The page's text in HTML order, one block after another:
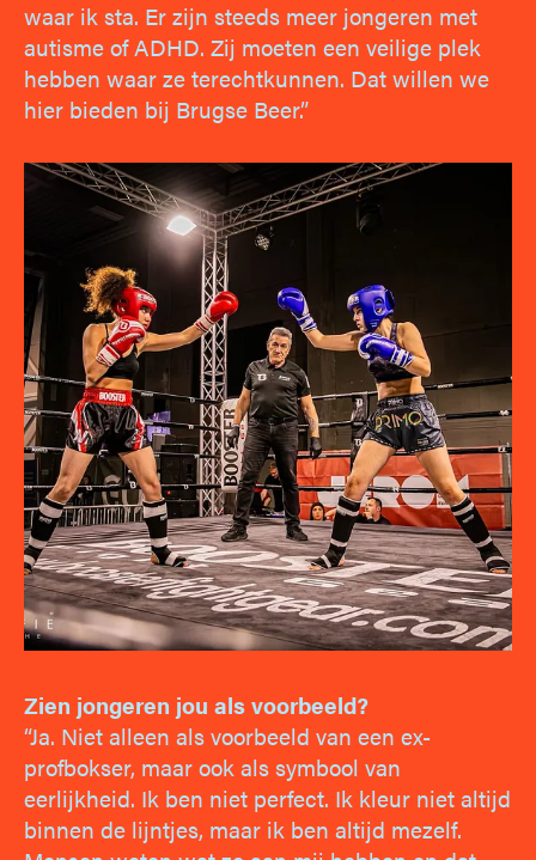
waar ik sta. Er zijn steeds meer jongeren met
autisme of ADHD. Zij moeten een veilige plek
hebben waar ze terechtkunnen. Dat willen we
hier bieden bij Brugse Beer.”
Zien jongeren jou als voorbeeld?
“Ja. Niet alleen als voorbeeld van een ex-
profbokser, maar ook als symbool van
eerlijkheid. Ik ben niet perfect. Ik kleur niet altijd
binnen de lijntjes, maar ik ben altijd mezelf.